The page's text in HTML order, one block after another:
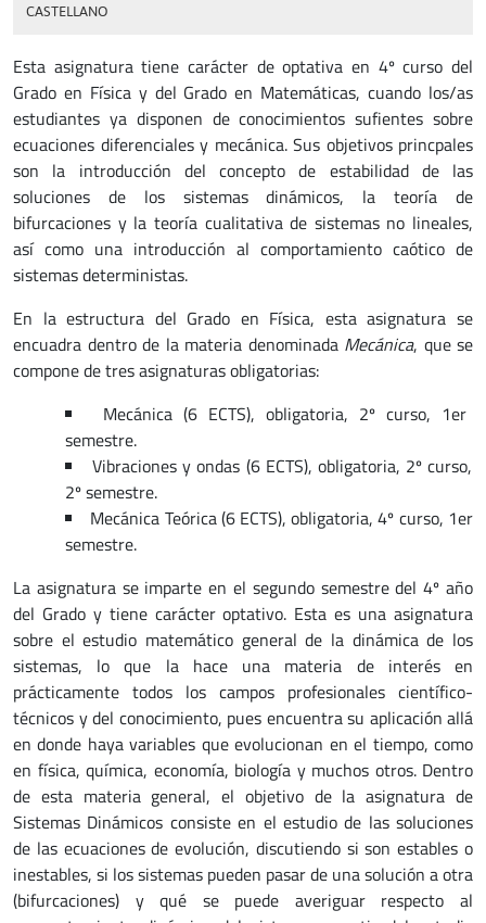
CASTELLANO
Esta asignatura tiene carácter de optativa en 4º curso del
Grado en Física y del Grado en Matemáticas, cuando los/as
estudiantes ya disponen de conocimientos sufientes sobre
ecuaciones diferenciales y mecánica. Sus objetivos princpales
son la introducción del concepto de estabilidad de las
soluciones de los sistemas dinámicos, la teoría de
bifurcaciones y la teoría cualitativa de sistemas no lineales,
así como una introducción al comportamiento caótico de
sistemas deterministas.
En la estructura del Grado en Física, esta asignatura se
encuadra dentro de la materia denominada Mecánica, que se
compone de tres asignaturas obligatorias:
Mecánica (6 ECTS), obligatoria, 2º curso, 1er
semestre.
Vibraciones y ondas (6 ECTS), obligatoria, 2º curso,
2º semestre.
Mecánica Teórica (6 ECTS), obligatoria, 4º curso, 1er
semestre.
La asignatura se imparte en el segundo semestre del 4º año
del Grado y tiene carácter optativo. Esta es una asignatura
sobre el estudio matemático general de la dinámica de los
sistemas, lo que la hace una materia de interés en
prácticamente todos los campos profesionales científico-
técnicos y del conocimiento, pues encuentra su aplicación allá
en donde haya variables que evolucionan en el tiempo, como
en física, química, economía, biología y muchos otros. Dentro
de esta materia general, el objetivo de la asignatura de
Sistemas Dinámicos consiste en el estudio de las soluciones
de las ecuaciones de evolución, discutiendo si son estables o
inestables, si los sistemas pueden pasar de una solución a otra
(bifurcaciones) y qué se puede averiguar respecto al